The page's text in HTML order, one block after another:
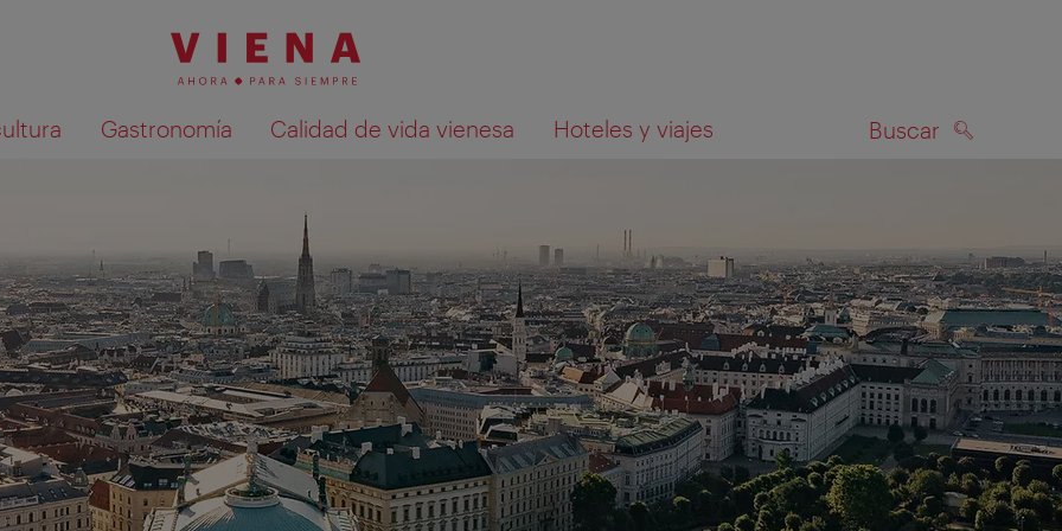
Gastronomía Calidad de vida vienesa Hoteles y viajes Buscar